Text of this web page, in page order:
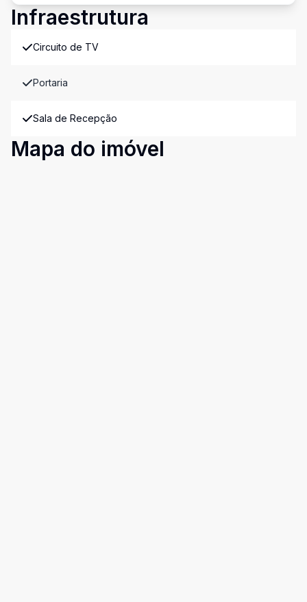
Infraestrutura
Circuito de TV
Portaria
Sala de Recepção
Mapa do imóvel